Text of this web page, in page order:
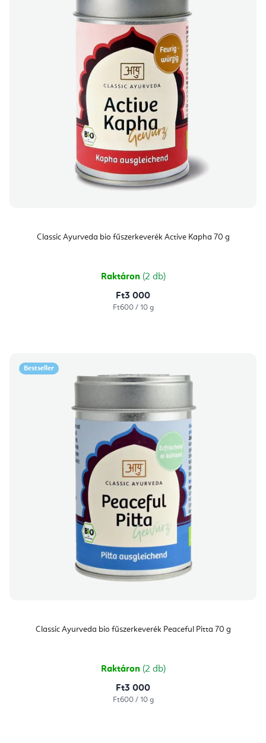
Classic Ayurveda bio fűszerkeverék Active Kapha 70 g
Raktáron (2 db)
Ft3 000
Egységár:
Ft600 / 10 g
Bestseller
Classic Ayurveda bio fűszerkeverék Peaceful Pitta 70 g
Raktáron (2 db)
Ft3 000
Egységár:
Ft600 / 10 g